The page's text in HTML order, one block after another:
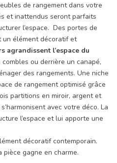
de rangement dans votre
et inattendus seront parfaits
l’espace. Des portes de
un élément décoratif et
agrandissent l’espace du
combles ou derrière un canapé,
des rangements. Une niche
de rangement optimisé grâce
partitions en miroir, argent et
avec votre déco. La
l’espace et lui apporte une
décoratif contemporain.
gagne en charme.